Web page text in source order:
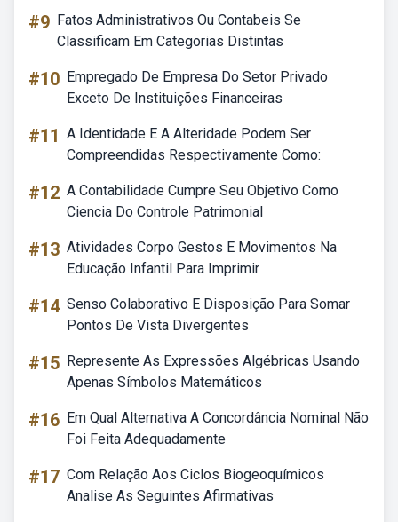
#9 Fatos Administrativos Ou Contabeis Se
Classificam Em Categorias Distintas
#10 Empregado De Empresa Do Setor Privado
Exceto De Instituições Financeiras
#11 A Identidade E A Alteridade Podem Ser
Compreendidas Respectivamente Como:
#12 A Contabilidade Cumpre Seu Objetivo Como
Ciencia Do Controle Patrimonial
#13 Atividades Corpo Gestos E Movimentos Na
Educação Infantil Para Imprimir
#14 Senso Colaborativo E Disposição Para Somar
Pontos De Vista Divergentes
#15 Represente As Expressões Algébricas Usando
Apenas Símbolos Matemáticos
#16 Em Qual Alternativa A Concordância Nominal Não
Foi Feita Adequadamente
#17 Com Relação Aos Ciclos Biogeoquímicos
Analise As Seguintes Afirmativas